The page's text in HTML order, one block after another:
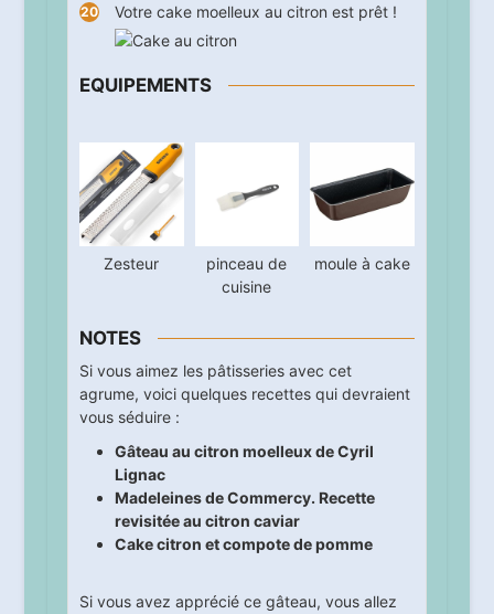
Votre cake moelleux au citron est prêt !
EQUIPEMENTS
Zesteur
pinceau de
cuisine
moule à cake
NOTES
Si vous aimez les pâtisseries avec cet
agrume, voici quelques recettes qui devraient
vous séduire :
Gâteau au citron moelleux de Cyril
Lignac
Madeleines de Commercy. Recette
revisitée au citron caviar
Cake citron et compote de pomme
Si vous avez apprécié ce gâteau, vous allez